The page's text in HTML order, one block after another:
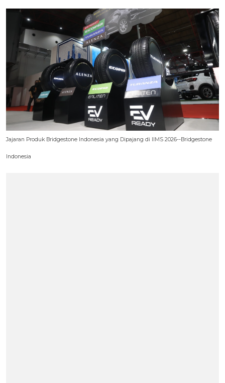
Jajaran Produk Bridgestone Indonesia yang Dipajang di IIMS 2026--Bridgestone
Indonesia